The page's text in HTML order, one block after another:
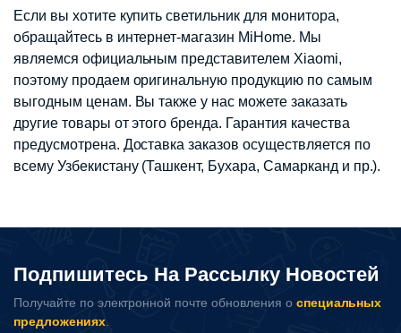
Если вы хотите купить светильник для монитора,
обращайтесь в интернет-магазин MiHome. Мы
являемся официальным представителем Xiaomi,
поэтому продаем оригинальную продукцию по самым
выгодным ценам. Вы также у нас можете заказать
другие товары от этого бренда. Гарантия качества
предусмотрена. Доставка заказов осуществляется по
всему Узбекистану (Ташкент, Бухара, Самарканд и пр.).
Подпишитесь На Рассылку Новостей
Получайте по электронной почте обновления о специальных
предложениях.